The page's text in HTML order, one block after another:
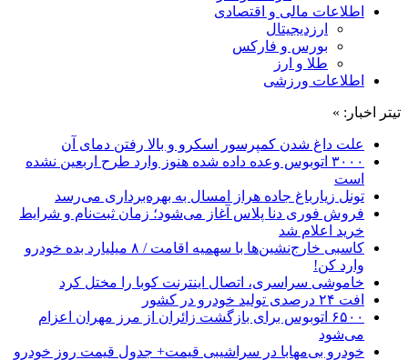
اطلاعات مالی و اقتصادی
ارزدیجیتال
بورس و فارکس
طلا و ارز
اطلاعات ورزشی
تیتر اخبار: »
علت داغ شدن کمپرسور اسکرو و بالا رفتن دمای آن
۳۰۰۰ اتوبوس وعده داده شده هنوز وارد طرح اربعین نشده
است
تونل زیارباغ جاده هراز امسال به بهره‌برداری می‌رسد
فروش فوری دنا پلاس آغاز می‌شود؛ زمان ثبت‌نام و شرایط
خرید اعلام شد
کاسبی خارج‌نشین‌ها با سهمیه اقامت / ۸ میلیارد بده خودرو
وارد کن!
خاموشی سراسری، اتصال اینترنت کوبا را مختل کرد
افت ۲۴ درصدی تولید خودرو در کشور
۶۵۰۰ اتوبوس برای بازگشت زائران از مرز مهران اعزام
می‌شود
خودرو بی‌مهابا در سراشیبی قیمت+ جدول قیمت روز خودرو